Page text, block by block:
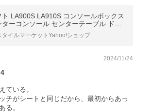
ト LA900S LA910S コンソールボックス
ターコンソール センターテーブル ドリ
ホルダー スマホホルダー アクセサリー
タムパーツ 車内収納
タイルマーケットYahoo!ショップ
2024/11/24
4
ている。
チがシートと同じだから、最初からあっ
る。